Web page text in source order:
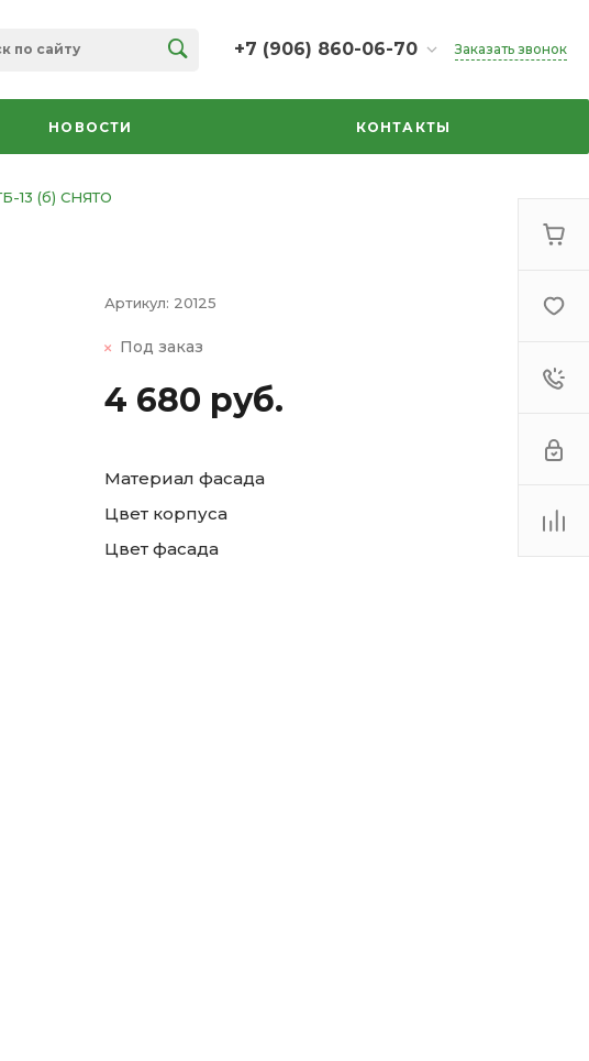
+7 (906) 860-06-70
+7 (906) 860-06-70
г. Челябинск, ТК Кольцо,
секция 35
Заказать звонок
НОВОСТИ КОНТАКТЫ
13 (б) СНЯТО
Артикул: 20125
Под заказ
4 680 руб.
Материал фасада
Цвет корпуса
Цвет фасада